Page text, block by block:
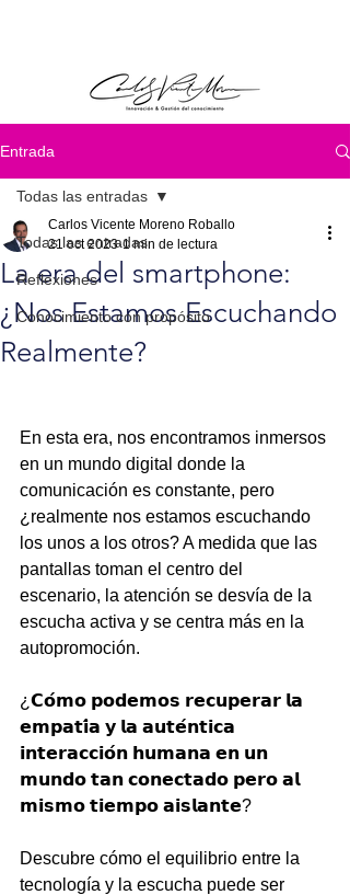
Entrada
Todas las entradas
Reflexiones
Conocimiento con propósito
Todas las entradas
La era del smartphone:
¿Nos Estamos Escuchando
Realmente?
Carlos Vicente Moreno Roballo
21 oct 2023 1 min de lectura
En esta era, nos encontramos inmersos
en un mundo digital donde la
comunicación es constante, pero
¿realmente nos estamos escuchando
los unos a los otros? A medida que las
pantallas toman el centro del
escenario, la atención se desvía de la
escucha activa y se centra más en la
autopromoción.
¿𝗖𝗼́𝗺𝗼 𝗽𝗼𝗱𝗲𝗺𝗼𝘀 𝗿𝗲𝗰𝘂𝗽𝗲𝗿𝗮𝗿 𝗹𝗮
𝗲𝗺𝗽𝗮𝘁𝗶́𝗮 𝘆 𝗹𝗮 𝗮𝘂𝘁𝗲́𝗻𝘁𝗶𝗰𝗮
𝗶𝗻𝘁𝗲𝗿𝗮𝗰𝗰𝗶𝗼́𝗻 𝗵𝘂𝗺𝗮𝗻𝗮 𝗲𝗻 𝘂𝗻
𝗺𝘂𝗻𝗱𝗼 𝘁𝗮𝗻 𝗰𝗼𝗻𝗲𝗰𝘁𝗮𝗱𝗼 𝗽𝗲𝗿𝗼 𝗮𝗹
𝗺𝗶𝘀𝗺𝗼 𝘁𝗶𝗲𝗺𝗽𝗼 𝗮𝗶𝘀𝗹𝗮𝗻𝘁𝗲?
Descubre cómo el equilibrio entre la
tecnología y la escucha puede ser